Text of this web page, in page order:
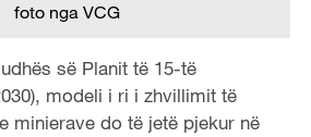
foto nga VCG
së Planit të 15-të
modeli i ri i zhvillimit të
minierave do të jetë pjekur në